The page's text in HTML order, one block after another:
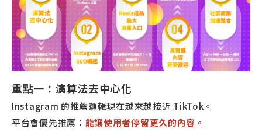
重點一：演算法去中心化
Instagram 的推薦邏輯現在越來越接近 TikTok。
平台會優先推薦： 能讓使用者停留更久的內容。